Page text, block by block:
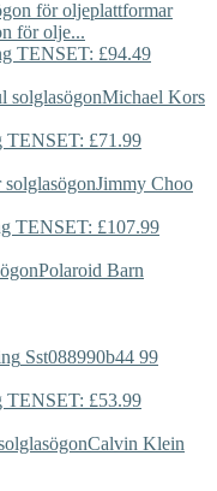
för olje...
TENSET: £94.49
Michael Kors
TENSET: £71.99
Jimmy Choo
TENSET: £107.99
Polaroid Barn
Sst088990b44 99
TENSET: £53.99
Calvin Klein